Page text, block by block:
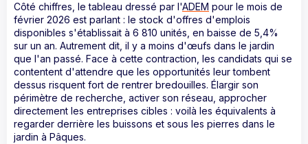
Côté chiffres, le tableau dressé par l'ADEM pour le mois de
février 2026 est parlant : le stock d'offres d'emplois
disponibles s'établissait à 6 810 unités, en baisse de 5,4%
sur un an. Autrement dit, il y a moins d'œufs dans le jardin
que l'an passé. Face à cette contraction, les candidats qui se
contentent d'attendre que les opportunités leur tombent
dessus risquent fort de rentrer bredouilles. Élargir son
périmètre de recherche, activer son réseau, approcher
directement les entreprises cibles : voilà les équivalents à
regarder derrière les buissons et sous les pierres dans le
jardin à Pâques.